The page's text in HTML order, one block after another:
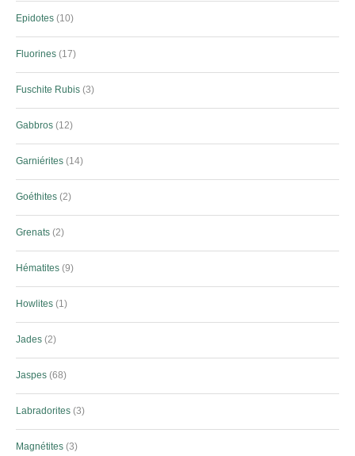
Epidotes 10
Fluorines 17
Fuschite Rubis 3
Gabbros 12
Garniérites 14
Goéthites 2
Grenats 2
Hématites 9
Howlites 1
Jades 2
Jaspes 68
Labradorites 3
Magnétites 3